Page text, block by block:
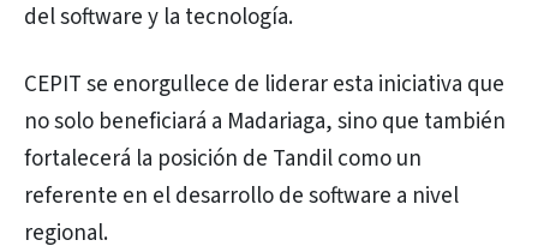
del software y la tecnología.
CEPIT se enorgullece de liderar esta iniciativa que
no solo beneficiará a Madariaga, sino que también
fortalecerá la posición de Tandil como un
referente en el desarrollo de software a nivel
regional.